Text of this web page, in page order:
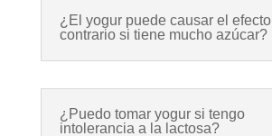
¿El yogur puede causar el efecto
contrario si tiene mucho azúcar?
¿Puedo tomar yogur si tengo
intolerancia a la lactosa?